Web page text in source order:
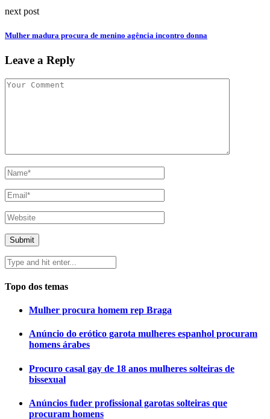
next post
Mulher madura procura de menino agência incontro donna
Leave a Reply
Topo dos temas
Mulher procura homem rep Braga
Anúncio do erótico garota mulheres espanhol procuram
homens árabes
Procuro casal gay de 18 anos mulheres solteiras de
bissexual
Anúncios fuder profissional garotas solteiras que
procuram homens